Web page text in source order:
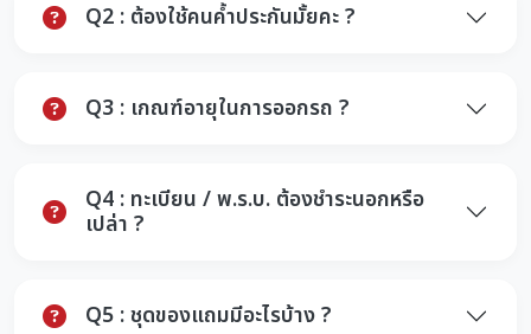
Q2 : ต้องใช้คนค้ำประกันมั้ยคะ ?
Q3 : เกณฑ์อายุในการออกรถ ?
Q4 : ทะเบียน / พ.ร.บ. ต้องชำระนอกหรือ
เปล่า ?
Q5 : ชุดของแถมมีอะไรบ้าง ?